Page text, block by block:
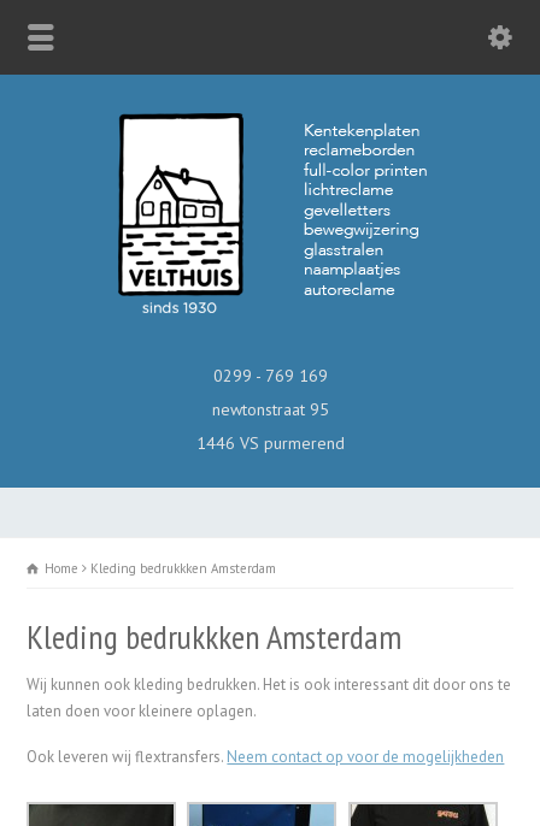
0299 - 769 169
newtonstraat 95
1446 VS purmerend
Home Kleding bedrukkken Amsterdam
Kleding bedrukkken Amsterdam
Wij kunnen ook kleding bedrukken. Het is ook interessant dit door ons te
laten doen voor kleinere oplagen.
Ook leveren wij flextransfers. Neem contact op voor de mogelijkheden